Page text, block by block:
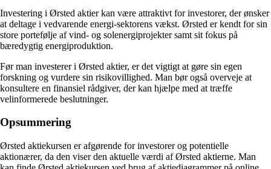
Investering i Ørsted aktier kan være attraktivt for investorer, der ønsker
at deltage i vedvarende energi-sektorens vækst. Ørsted er kendt for sin
store portefølje af vind- og solenergiprojekter samt sit fokus på
bæredygtig energiproduktion.
Før man investerer i Ørsted aktier, er det vigtigt at gøre sin egen
forskning og vurdere sin risikovillighed. Man bør også overveje at
konsultere en finansiel rådgiver, der kan hjælpe med at træffe
velinformerede beslutninger.
Opsummering
Ørsted aktiekursen er afgørende for investorer og potentielle
aktionærer, da den viser den aktuelle værdi af Ørsted aktierne. Man